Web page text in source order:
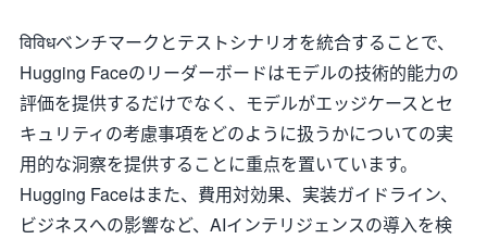
विविधベンチマークとテストシナリオを統合することで、
Hugging Faceのリーダーボードはモデルの技術的能力の
評価を提供するだけでなく、モデルがエッジケースとセ
キュリティの考慮事項をどのように扱うかについての実
用的な洞察を提供することに重点を置いています。
Hugging Faceはまた、費用対効果、実装ガイドライン、
ビジネスへの影響など、AIインテリジェンスの導入を検